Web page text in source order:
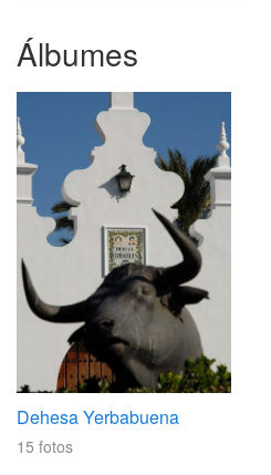
Álbumes
Dehesa Yerbabuena
15 fotos